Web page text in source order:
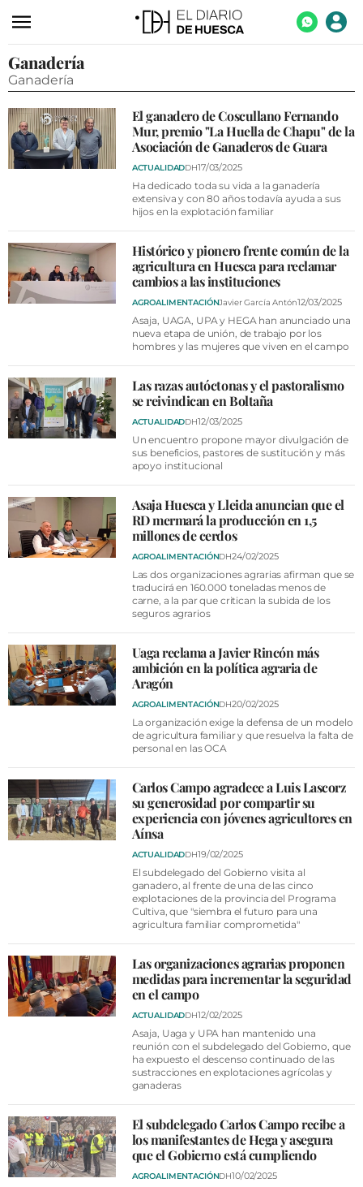
ACTUALIDAD
ECONOMÍA
TECNOLOGÍA
TURISMO
CULTURA
SOCIEDAD
OPINIÓN
VÍDEOS
CONTACTAR
FIESTAS EN EL ALTO ARAGÓN
FIESTAS DE SAN LORENZO
AGENDA
CARTELERA
FARMACIAS
CLUB DEL AMIGO MILITANTE
INICIAR SESIÓN
Ganadería
Ganadería
El ganadero de Coscullano Fernando
Mur, premio "La Huella de Chapu" de la
Asociación de Ganaderos de Guara
ACTUALIDADDH17/03/2025
Ha dedicado toda su vida a la ganadería
extensiva y con 80 años todavía ayuda a sus
hijos en la explotación familiar
Histórico y pionero frente común de la
agricultura en Huesca para reclamar
cambios a las instituciones
AGROALIMENTACIÓNJavier García Antón12/03/2025
Asaja, UAGA, UPA y HEGA han anunciado una
nueva etapa de unión, de trabajo por los
hombres y las mujeres que viven en el campo
Las razas autóctonas y el pastoralismo
se reivindican en Boltaña
ACTUALIDADDH12/03/2025
Un encuentro propone mayor divulgación de
sus beneficios, pastores de sustitución y más
apoyo institucional
Asaja Huesca y Lleida anuncian que el
RD mermará la producción en 1,5
millones de cerdos
AGROALIMENTACIÓNDH24/02/2025
Las dos organizaciones agrarias afirman que se
traducirá en 160.000 toneladas menos de
carne, a la par que critican la subida de los
seguros agrarios
Uaga reclama a Javier Rincón más
ambición en la política agraria de
Aragón
AGROALIMENTACIÓNDH20/02/2025
La organización exige la defensa de un modelo
de agricultura familiar y que resuelva la falta de
personal en las OCA
Carlos Campo agradece a Luis Lascorz
su generosidad por compartir su
experiencia con jóvenes agricultores en
Aínsa
ACTUALIDADDH19/02/2025
El subdelegado del Gobierno visita al
ganadero, al frente de una de las cinco
explotaciones de la provincia del Programa
Cultiva, que "siembra el futuro para una
agricultura familiar comprometida"
Las organizaciones agrarias proponen
medidas para incrementar la seguridad
en el campo
ACTUALIDADDH12/02/2025
Asaja, Uaga y UPA han mantenido una
reunión con el subdelegado del Gobierno, que
ha expuesto el descenso continuado de las
sustracciones en explotaciones agrícolas y
ganaderas
El subdelegado Carlos Campo recibe a
los manifestantes de Hega y asegura
que el Gobierno está cumpliendo
AGROALIMENTACIÓNDH10/02/2025